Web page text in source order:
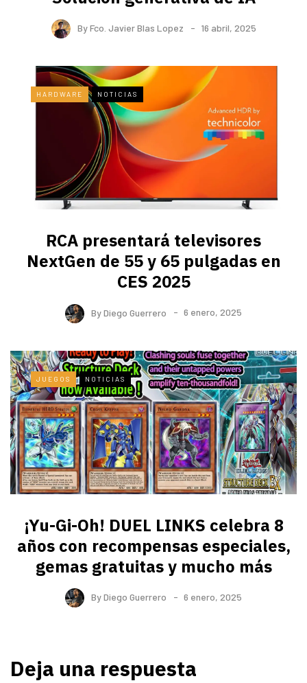
ByFco. Javier Blas Lopez 16 abril, 2025
HARDWARE NOTICIAS
RCA presentará televisores
NextGen de 55 y 65 pulgadas en
CES 2025
ByDiego Guerrero 6 enero, 2025
JUEGOS NOTICIAS
¡Yu-Gi-Oh! DUEL LINKS celebra 8
años con recompensas especiales,
gemas gratuitas y mucho más
ByDiego Guerrero 6 enero, 2025
Deja una respuesta